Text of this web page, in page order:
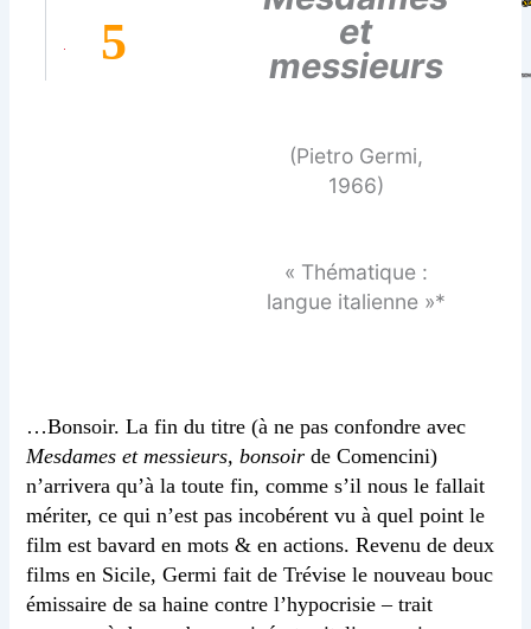
5
et
messieurs
(Pietro Germi,
1966)
« Thématique :
langue italienne »*
…Bonsoir. La fin du titre (à ne pas confondre avec
Mesdames et messieurs, bonsoirde Comencini)
n’arrivera qu’à la toute fin, comme s’il nous le fallait
mériter, ce qui n’est pas incobérent vu à quel point le
film est bavard en mots & en actions. Revenu de deux
films en Sicile, Germi fait de Trévise le nouveau bouc
émissaire de sa haine contre l’hypocrisie – trait